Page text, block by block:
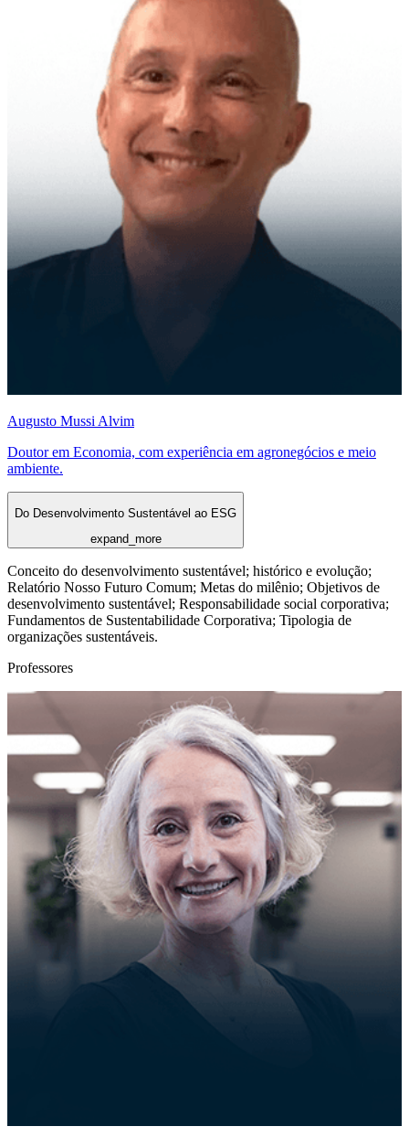
Augusto Mussi Alvim
Doutor em Economia, com experiência em agronegócios e meio
ambiente.
Do Desenvolvimento Sustentável ao ESG
expand_more
Conceito do desenvolvimento sustentável; histórico e evolução;
Relatório Nosso Futuro Comum; Metas do milênio; Objetivos de
desenvolvimento sustentável; Responsabilidade social corporativa;
Fundamentos de Sustentabilidade Corporativa; Tipologia de
organizações sustentáveis.
Professores